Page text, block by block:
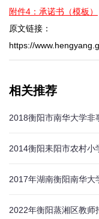
附件4：承诺书（模板）
原文链接：
https://
相关推荐
2018衡阳市南华大学
2014衡阳耒阳市农村小
2017年湖南衡阳南华大
2022年衡阳蒸湘区教师